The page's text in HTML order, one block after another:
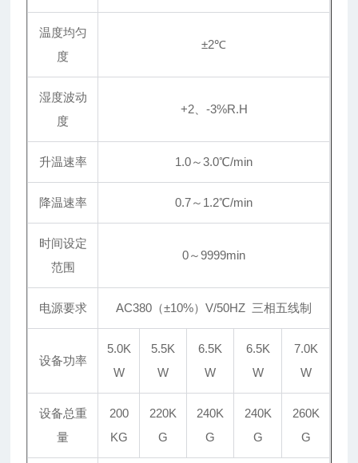
温度均匀
度
±2℃
湿度波动
度
+2、-3%R.H
升温速率 1.0～3.0℃/min
降温速率 0.7～1.2℃/min
时间设定
范围
0～9999min
电源要求 AC380（±10%）V/50HZ 三相五线制
设备功率
5.0K
W
5.5K
W
6.5K
W
6.5K
W
7.0K
W
设备总重
量
200
KG
220K
G
240K
G
240K
G
260K
G